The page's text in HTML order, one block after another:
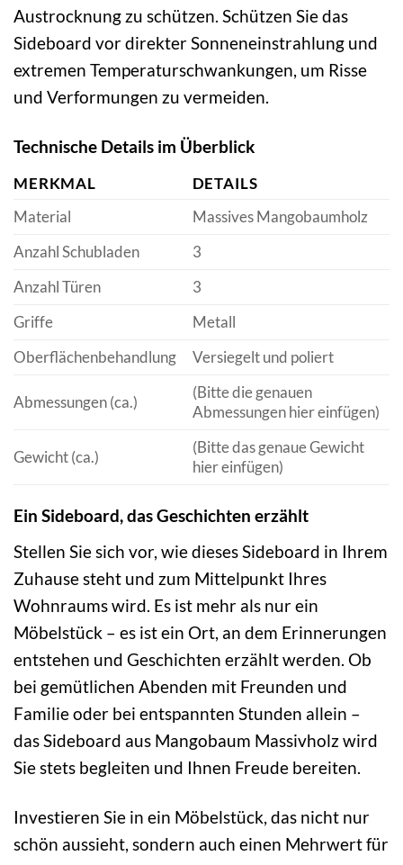
Austrocknung zu schützen. Schützen Sie das
Sideboard vor direkter Sonneneinstrahlung und
extremen Temperaturschwankungen, um Risse
und Verformungen zu vermeiden.
Technische Details im Überblick
MERKMAL
DETAILS
Material
Massives Mangobaumholz
Anzahl Schubladen
3
Anzahl Türen
3
Griffe
Metall
Oberflächenbehandlung
Versiegelt und poliert
Abmessungen (ca.)
(Bitte die genauen
Abmessungen hier einfügen)
Gewicht (ca.)
(Bitte das genaue Gewicht
hier einfügen)
Ein Sideboard, das Geschichten erzählt
Stellen Sie sich vor, wie dieses Sideboard in Ihrem
Zuhause steht und zum Mittelpunkt Ihres
Wohnraums wird. Es ist mehr als nur ein
Möbelstück – es ist ein Ort, an dem Erinnerungen
entstehen und Geschichten erzählt werden. Ob
bei gemütlichen Abenden mit Freunden und
Familie oder bei entspannten Stunden allein –
das Sideboard aus Mangobaum Massivholz wird
Sie stets begleiten und Ihnen Freude bereiten.
Investieren Sie in ein Möbelstück, das nicht nur
schön aussieht, sondern auch einen Mehrwert für